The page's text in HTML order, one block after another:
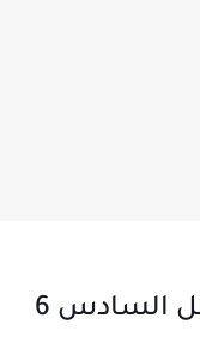
رواية أنا والشيطانه الفصل السادس 6